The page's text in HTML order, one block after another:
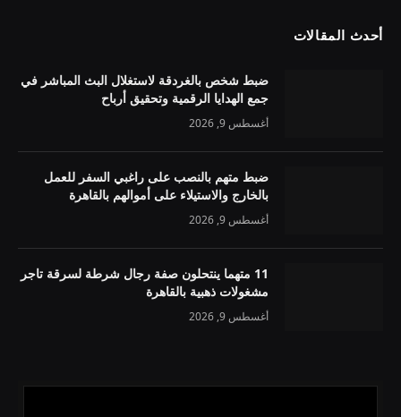
أحدث المقالات
ضبط شخص بالغردقة لاستغلال البث المباشر في
جمع الهدايا الرقمية وتحقيق أرباح
أغسطس 9, 2026
ضبط متهم بالنصب على راغبي السفر للعمل
بالخارج والاستيلاء على أموالهم بالقاهرة
أغسطس 9, 2026
11 متهما ينتحلون صفة رجال شرطة لسرقة تاجر
مشغولات ذهبية بالقاهرة
أغسطس 9, 2026